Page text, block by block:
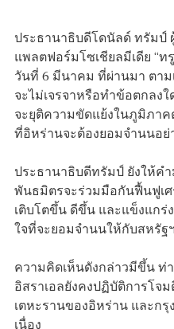
ประธานาธิบดีโดนัลด์ ทรัมป์
แพลตฟอร์มโซเชียลมีเดีย “ท
วันที่ 6 มีนาคม ที่ผ่านมา ตาม
จะไม่เจรจาหรือทำข้อตกลง
จะยุติความขัดแย้งในภูมิภาค
ที่อิหร่านจะต้องยอมจำนนอย่
ประธานาธิบดีทรัมป์ ยังให้ค
พันธมิตรจะร่วมมือกันฟื้นฟูเ
เติบโตขึ้น ดีขึ้น และแข็งแกร่
ใจที่จะยอมจำนนให้กับสหรัฐ
ความคิดเห็นดังกล่าวมีขึ้น
อิสราเอลยังคงปฏิบัติการโจ
เตหะรานของอิหร่าน และกรุ
เนื่อง